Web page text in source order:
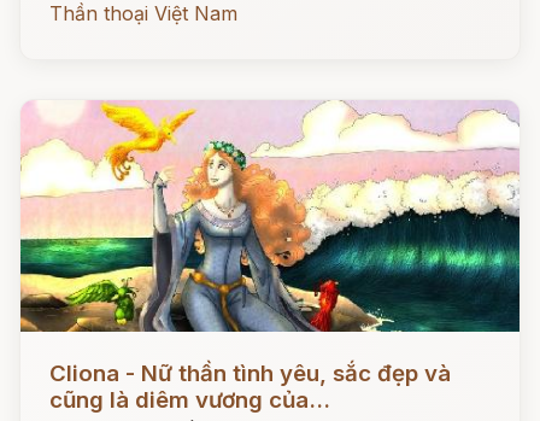
Thần thoại Việt Nam
Cliona - Nữ thần tình yêu, sắc đẹp và
cũng là diêm vương của...